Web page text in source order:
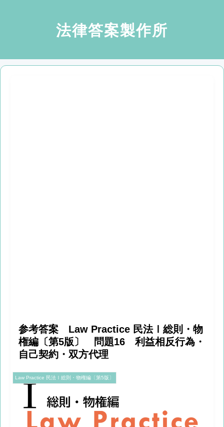
法律答案製作所
参考答案 Law Practice 民法Ⅰ総則・物
権編〔第5版〕 問題16 利益相反行為・
自己契約・双方代理
Law Practice 民法Ⅰ総則・物権編〔第5版〕